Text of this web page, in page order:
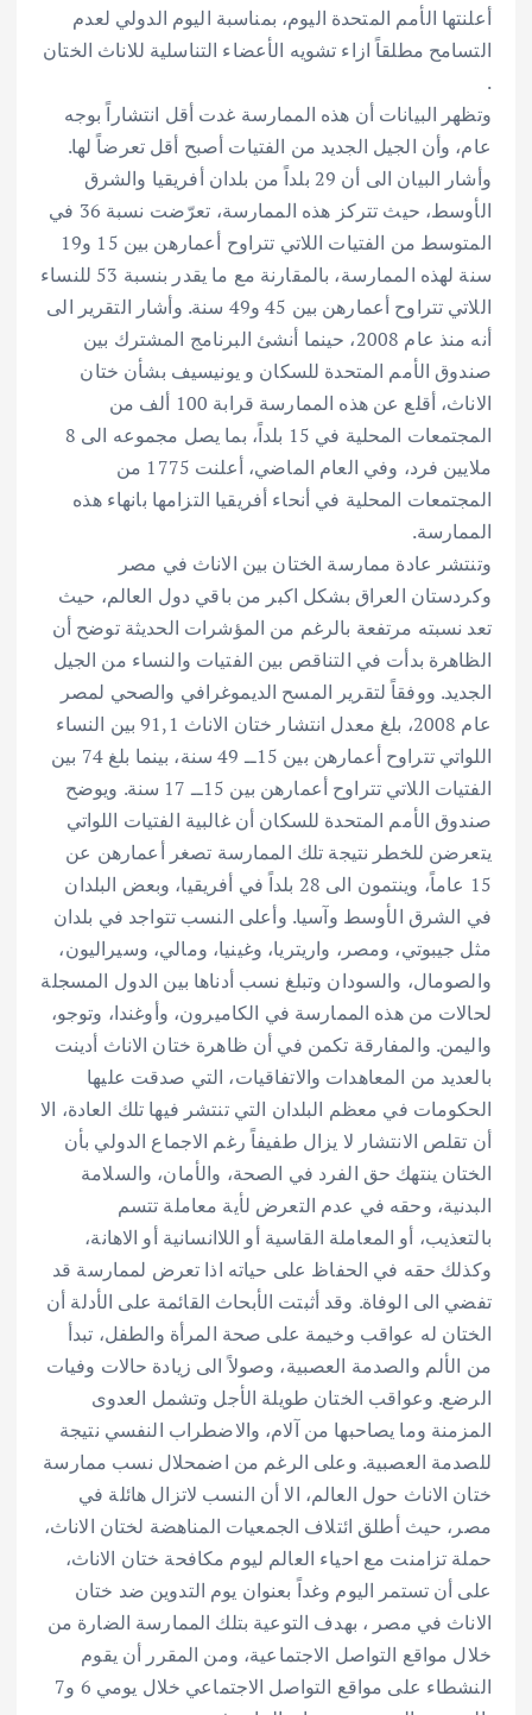
أعلنتها الأمم المتحدة اليوم، بمناسبة اليوم الدولي لعدم
التسامح مطلقاً ازاء تشويه الأعضاء التناسلية للاناث الختان
.
وتظهر البيانات أن هذه الممارسة غدت أقل انتشاراً بوجه
عام، وأن الجيل الجديد من الفتيات أصبح أقل تعرضاً لها.
وأشار البيان الى أن 29 بلداً من بلدان أفريقيا والشرق
الأوسط، حيث تتركز هذه الممارسة، تعرّضت نسبة 36 في
المتوسط من الفتيات اللاتي تتراوح أعمارهن بين 15 و19
سنة لهذه الممارسة، بالمقارنة مع ما يقدر بنسبة 53 للنساء
اللاتي تتراوح أعمارهن بين 45 و49 سنة. وأشار التقرير الى
أنه منذ عام 2008، حينما أنشئ البرنامج المشترك بين
صندوق الأمم المتحدة للسكان و يونيسيف بشأن ختان
الاناث، أقلع عن هذه الممارسة قرابة 100 ألف من
المجتمعات المحلية في 15 بلداً، بما يصل مجموعه الى 8
ملايين فرد، وفي العام الماضي، أعلنت 1775 من
المجتمعات المحلية في أنحاء أفريقيا التزامها بانهاء هذه
الممارسة.
وتنتشر عادة ممارسة الختان بين الاناث في مصر
وكردستان العراق بشكل اكبر من باقي دول العالم، حيث
تعد نسبته مرتفعة بالرغم من المؤشرات الحديثة توضح أن
الظاهرة بدأت في التناقص بين الفتيات والنساء من الجيل
الجديد. ووفقاً لتقرير المسح الديموغرافي والصحي لمصر
عام 2008، بلغ معدل انتشار ختان الاناث 91,1 بين النساء
اللواتي تتراوح أعمارهن بين 15ــ 49 سنة، بينما بلغ 74 بين
الفتيات اللاتي تتراوح أعمارهن بين 15ــ 17 سنة. ويوضح
صندوق الأمم المتحدة للسكان أن غالبية الفتيات اللواتي
يتعرضن للخطر نتيجة تلك الممارسة تصغر أعمارهن عن
15 عاماً، وينتمون الى 28 بلداً في أفريقيا، وبعض البلدان
في الشرق الأوسط وآسيا. وأعلى النسب تتواجد في بلدان
مثل جيبوتي، ومصر، واريتريا، وغينيا، ومالي، وسيراليون،
والصومال، والسودان وتبلغ نسب أدناها بين الدول المسجلة
لحالات من هذه الممارسة في الكاميرون، وأوغندا، وتوجو،
واليمن. والمفارقة تكمن في أن ظاهرة ختان الاناث أدينت
بالعديد من المعاهدات والاتفاقيات، التي صدقت عليها
الحكومات في معظم البلدان التي تنتشر فيها تلك العادة، الا
أن تقلص الانتشار لا يزال طفيفاً رغم الاجماع الدولي بأن
الختان ينتهك حق الفرد في الصحة، والأمان، والسلامة
البدنية، وحقه في عدم التعرض لأية معاملة تتسم
بالتعذيب، أو المعاملة القاسية أو اللاانسانية أو الاهانة،
وكذلك حقه في الحفاظ على حياته اذا تعرض لممارسة قد
تفضي الى الوفاة. وقد أثبتت الأبحاث القائمة على الأدلة أن
الختان له عواقب وخيمة على صحة المرأة والطفل، تبدأ
من الألم والصدمة العصبية، وصولاً الى زيادة حالات وفيات
الرضع. وعواقب الختان طويلة الأجل وتشمل العدوى
المزمنة وما يصاحبها من آلام، والاضطراب النفسي نتيجة
للصدمة العصبية. وعلى الرغم من اضمحلال نسب ممارسة
ختان الاناث حول العالم، الا أن النسب لاتزال هائلة في
مصر، حيث أطلق ائتلاف الجمعيات المناهضة لختان الاناث،
حملة تزامنت مع احياء العالم ليوم مكافحة ختان الاناث،
على أن تستمر اليوم وغداً بعنوان يوم التدوين ضد ختان
الاناث في مصر ، بهدف التوعية بتلك الممارسة الضارة من
خلال مواقع التواصل الاجتماعية، ومن المقرر أن يقوم
النشطاء على مواقع التواصل الاجتماعي خلال يومي 6 و7